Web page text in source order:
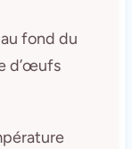
fond du
d’œufs